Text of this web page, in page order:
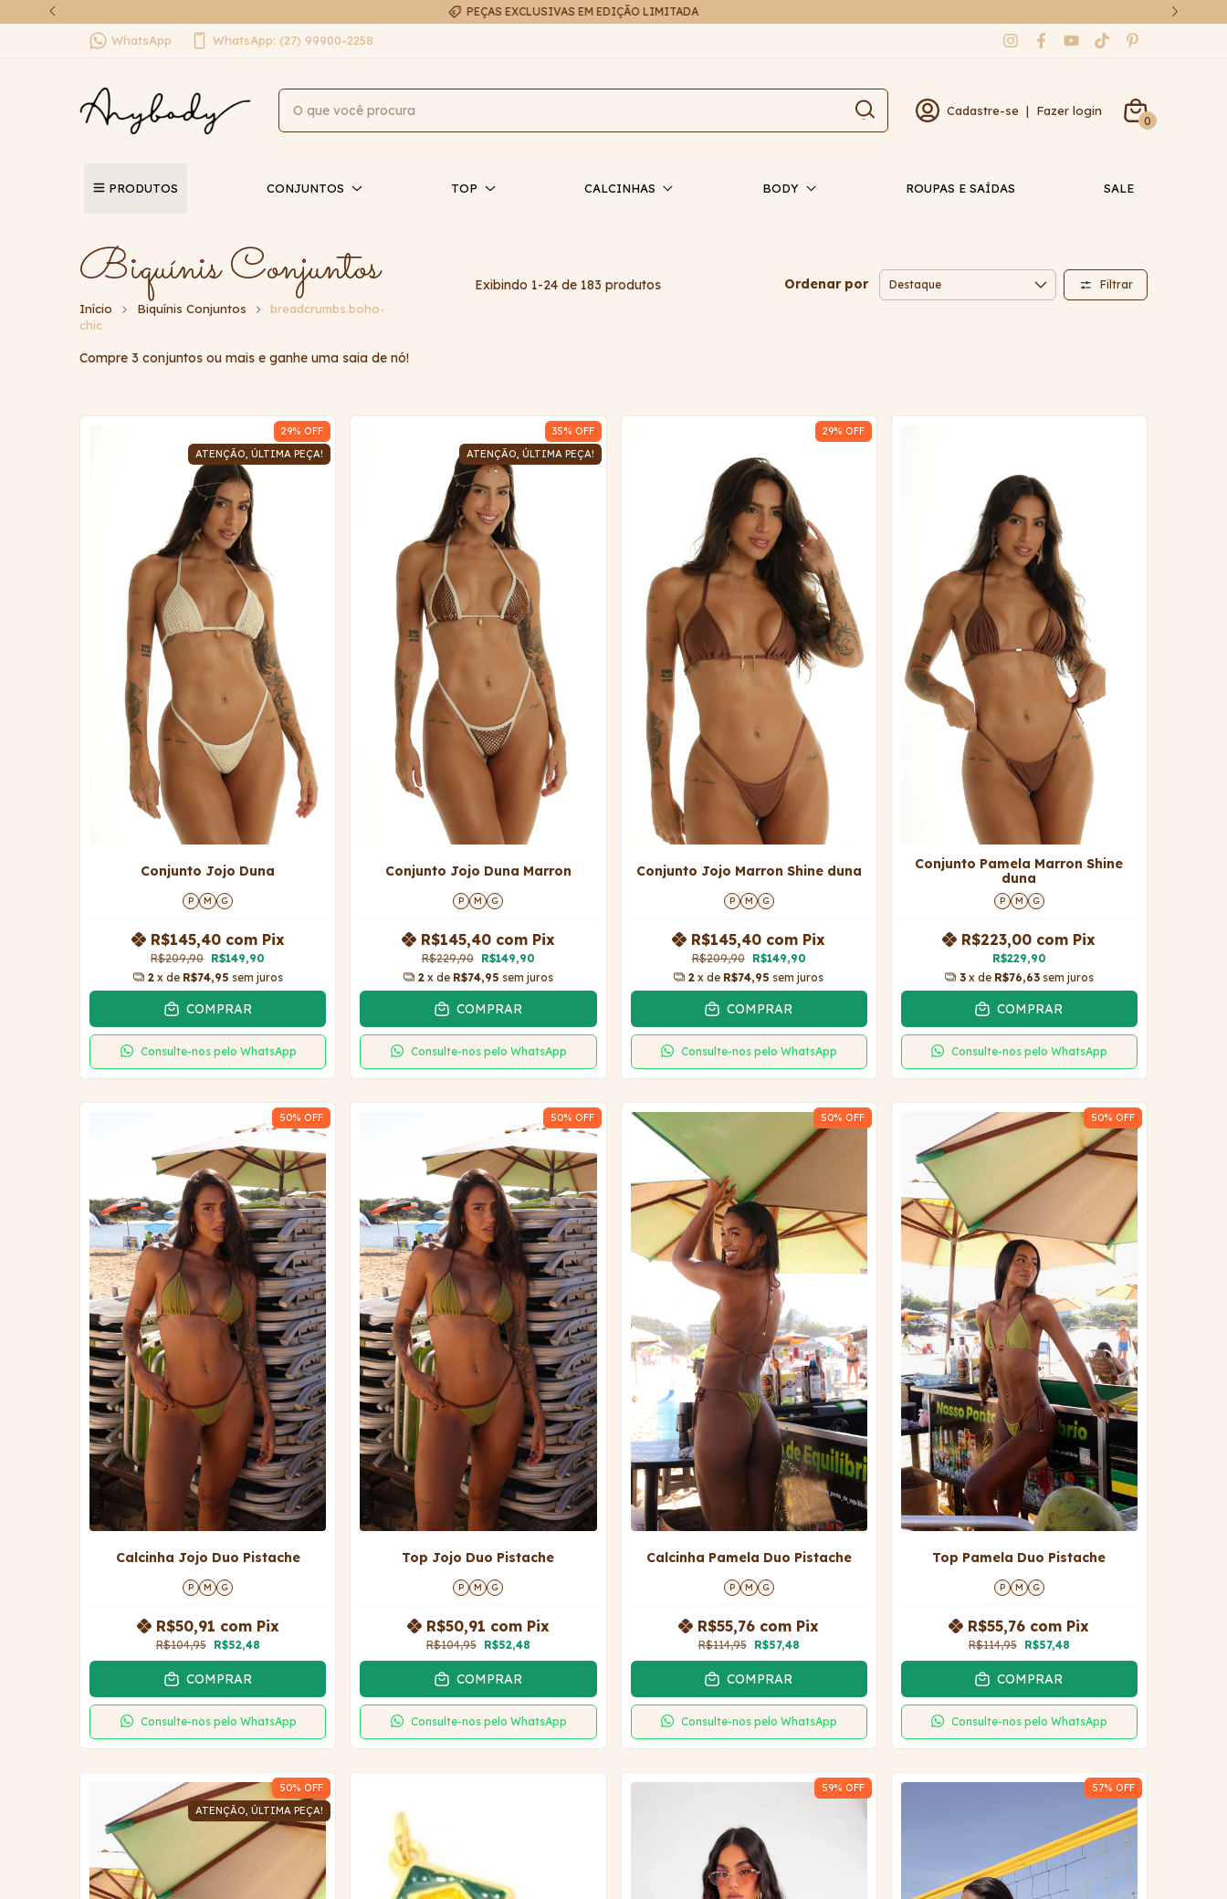
FRETE EXPRESSO EM ATÉ 48H
WhatsApp WhatsApp: (27) 99900-2258
Cadastre-se | Fazer login
0
PRODUTOS CONJUNTOS TOP CALCINHAS BODY ROUPAS E SAÍDAS SALE
Biquínis Conjuntos
Início Biquínis Conjuntos
breadcrumbs.boho-
chic
Exibindo 1-24 de 183 produtos Ordenar por Filtrar
Compre 3 conjuntos ou mais e ganhe uma saia de nó!
29% OFF
ATENÇÃO, ÚLTIMA PEÇA!
Conjunto Jojo Duna
P M G
R$209,90 R$149,90
R$145,40 com Pix
2 x de R$74,95 sem juros
COMPRAR
Consulte-nos pelo WhatsApp
35% OFF
ATENÇÃO, ÚLTIMA PEÇA!
Conjunto Jojo Duna Marron
P M G
R$229,90 R$149,90
R$145,40 com Pix
2 x de R$74,95 sem juros
COMPRAR
Consulte-nos pelo WhatsApp
29% OFF
Conjunto Jojo Marron Shine duna
P M G
R$209,90 R$149,90
R$145,40 com Pix
2 x de R$74,95 sem juros
COMPRAR
Consulte-nos pelo WhatsApp
Conjunto Pamela Marron Shine
duna
P M G
R$229,90
R$223,00 com Pix
3 x de R$76,63 sem juros
COMPRAR
Consulte-nos pelo WhatsApp
50% OFF
Calcinha Jojo Duo Pistache
P M G
R$104,95 R$52,48
R$50,91 com Pix
COMPRAR
Consulte-nos pelo WhatsApp
50% OFF
Top Jojo Duo Pistache
P M G
R$104,95 R$52,48
R$50,91 com Pix
COMPRAR
Consulte-nos pelo WhatsApp
50% OFF
Calcinha Pamela Duo Pistache
P M G
R$114,95 R$57,48
R$55,76 com Pix
COMPRAR
Consulte-nos pelo WhatsApp
50% OFF
Top Pamela Duo Pistache
P M G
R$114,95 R$57,48
R$55,76 com Pix
COMPRAR
Consulte-nos pelo WhatsApp
50% OFF
ATENÇÃO, ÚLTIMA PEÇA!
59% OFF 57% OFF